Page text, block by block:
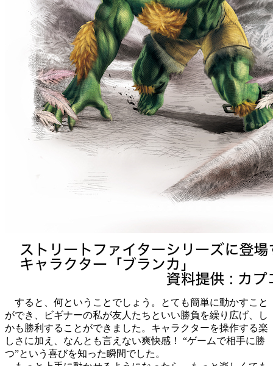
すると、何ということでしょう。とても簡単に動かすこと
ができ、ビギナーの私が友人たちといい勝負を繰り広げ、し
かも勝利することができました。キャラクターを操作する楽
しさに加え、なんとも言えない爽快感！ “ゲームで相手に勝
つ”という喜びを知った瞬間でした。